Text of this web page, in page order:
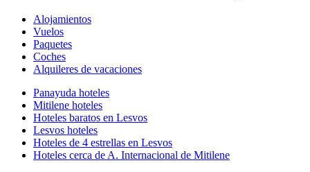
Alojamientos
Vuelos
Paquetes
Coches
Alquileres de vacaciones
Panayuda hoteles
Mitilene hoteles
Hoteles baratos en Lesvos
Lesvos hoteles
Hoteles de 4 estrellas en Lesvos
Hoteles cerca de A. Internacional de Mitilene